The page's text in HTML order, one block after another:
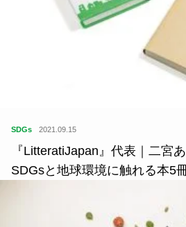
SDGs 2021.09.15
『LitteratiJapan』代表｜二宮
SDGsと地球環境に触れる本5